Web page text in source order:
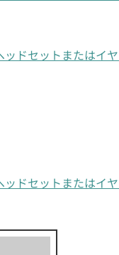
ドセットまたはイ
ドセットまたはイ